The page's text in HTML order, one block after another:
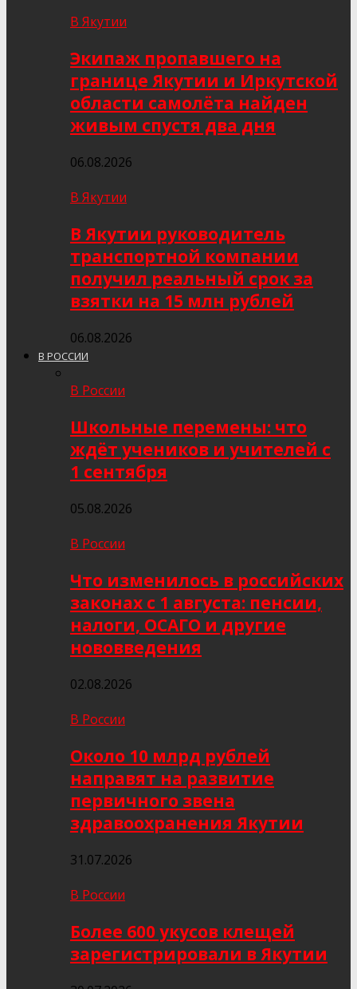
В Якутии
Экипаж пропавшего на
границе Якутии и Иркутской
области самолёта найден
живым спустя два дня
06.08.2026
В Якутии
В Якутии руководитель
транспортной компании
получил реальный срок за
взятки на 15 млн рублей
06.08.2026
В РОССИИ
В России
Школьные перемены: что
ждёт учеников и учителей с
1 сентября
05.08.2026
В России
Что изменилось в российских
законах с 1 августа: пенсии,
налоги, ОСАГО и другие
нововведения
02.08.2026
В России
Около 10 млрд рублей
направят на развитие
первичного звена
здравоохранения Якутии
31.07.2026
В России
Более 600 укусов клещей
зарегистрировали в Якутии